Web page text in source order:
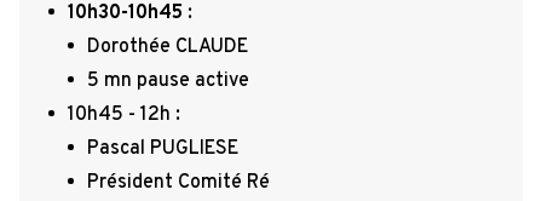
10h30-10h45 :
Dorothée CLAUDE
5 mn pause active
10h45 - 12h :
Pascal PUGLIESE
Président Comité Ré